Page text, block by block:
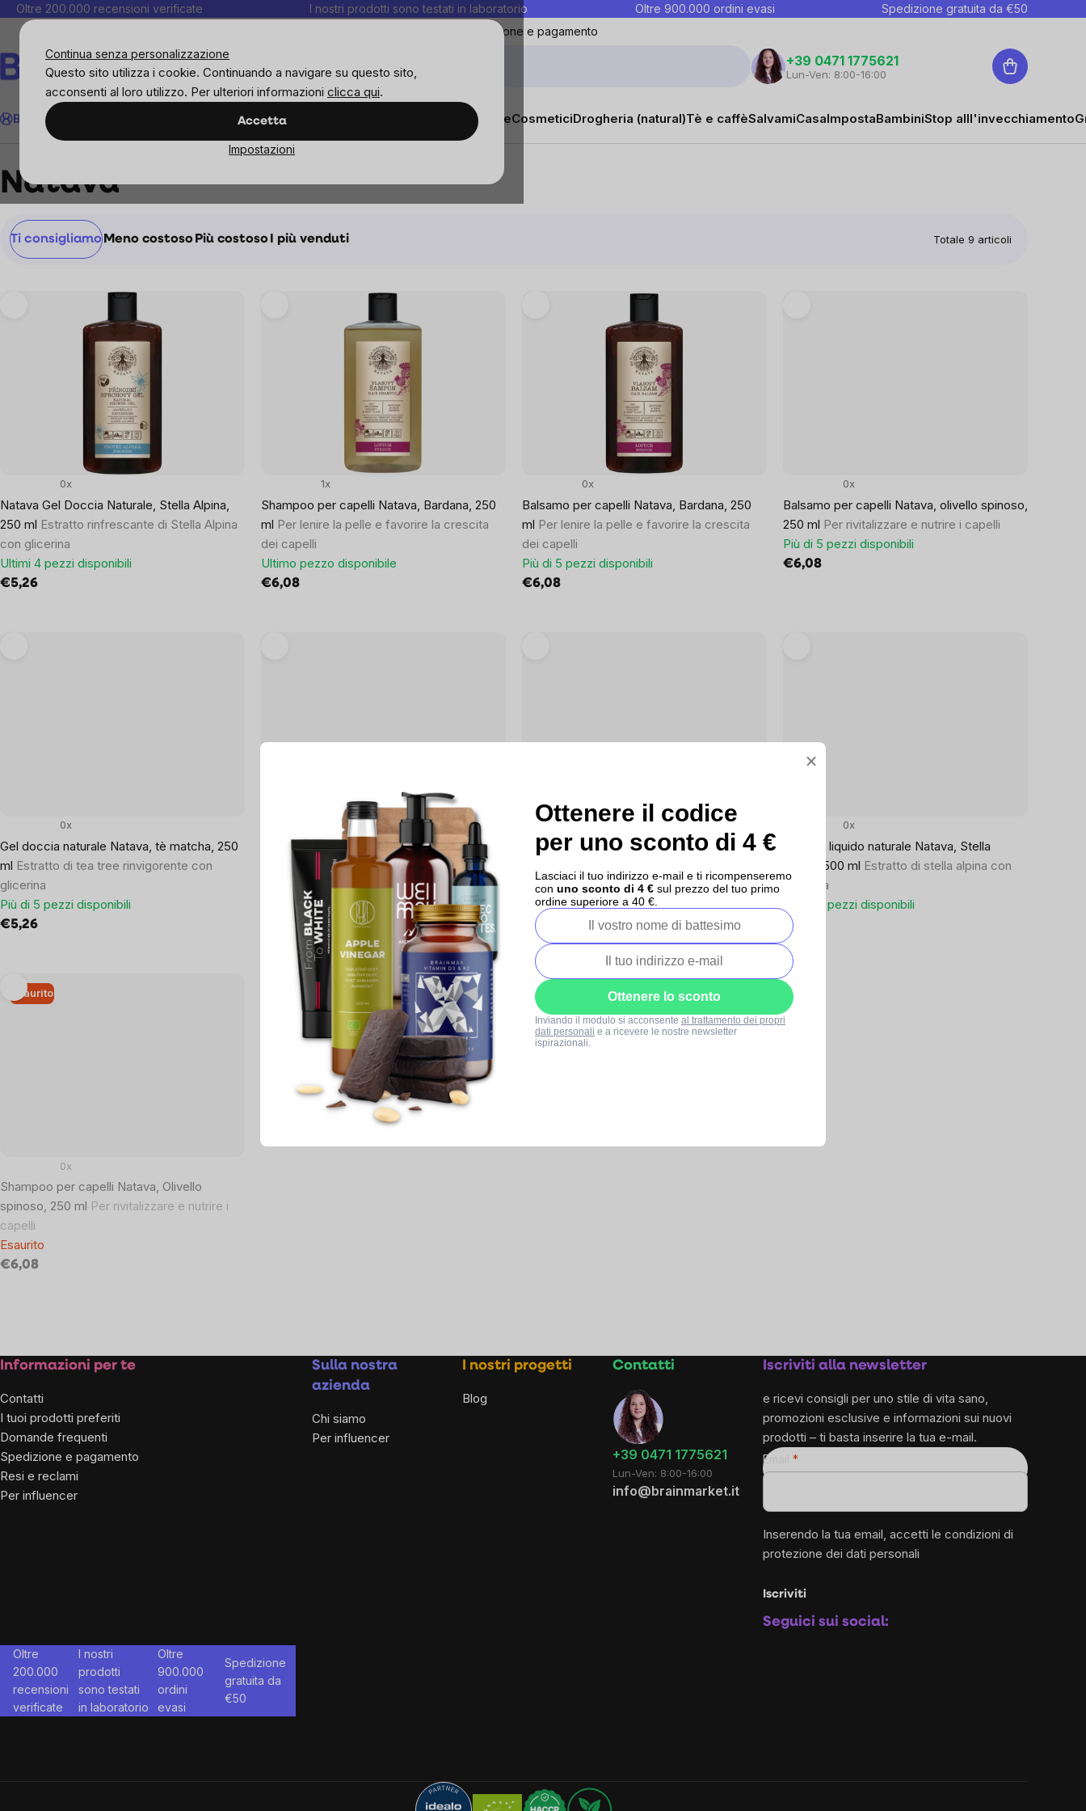
Continua senza personalizzazione
Questo sito utilizza i cookie. Continuando a navigare su questo sito,
acconsenti al loro utilizzo. Per ulteriori informazioni clicca qui.
Accetta
Impostazioni
Salta
contenuto
Oltre 200.000 recensioni verificate I nostri prodotti sono testati in laboratorio Oltre 900.000 ordini evasi Spedizione gratuita da €50
Spedizione e pagamento
Cerca
+39 0471 1775621
Lun-Ven: 8:00-16:00
Carrello
BrainMax AlimentiAlimentazione sana Integratori e vitamineCosmeticiDrogheria (natural)Tè e caffèSalvamiCasaImpostaBambiniStop alll'invecchiamento
Natava
Ordinamento
prodotti
Ti consigliamo Meno costoso Più costoso I più venduti Totale 9 articoli
Natava Gel Doccia Naturale, Stella Alpina,
250 ml Estratto rinfrescante di Stella Alpina
con glicerina
0x
Ultimi 4 pezzi disponibili
€5,26
Shampoo per capelli Natava, Bardana, 250
ml Per lenire la pelle e favorire la crescita
dei capelli
1x
Ultimo pezzo disponibile
€6,08
Balsamo per capelli Natava, Bardana, 250
ml Per lenire la pelle e favorire la crescita
dei capelli
0x
Più di 5 pezzi disponibili
€6,08
Balsamo per capelli Natava, olivello spinoso,
250 ml Per rivitalizzare e nutrire i capelli
0x
Più di 5 pezzi disponibili
€6,08
Gel doccia naturale Natava, tè matcha, 250
ml Estratto di tea tree rinvigorente con
glicerina
0x
Più di 5 pezzi disponibili
€5,26
NATAVA Palline di olio da bagno, confezione
regalo, 4 × 50 g
Più di 5 pezzi disponibili
€12,20
Natava Sapone Liquido Naturale, Tè
glicerina
0x
Più di 5 pezzi disponibili
€6,90
Sapone liquido naturale Natava, Stella
Alpina, 500 ml Estratto di stella alpina con
glicerina
0x
Ultimi 4 pezzi disponibili
€6,90
Esaurito
Shampoo per capelli Natava, Olivello
spinoso, 250 ml Per rivitalizzare e nutrire i
capelli
0x
Esaurito
€6,08
controls
Footer
Informazioni per te
Contatti
I tuoi prodotti preferiti
Domande frequenti
Spedizione e pagamento
Resi e reclami
Per influencer
Sulla nostra
azienda
Chi siamo
Per influencer
I nostri progetti
Blog
Contatti
+39 0471 1775621
Lun-Ven: 8:00-16:00
info@brainmarket.it
Iscriviti alla newsletter
e ricevi consigli per uno stile di vita sano,
promozioni esclusive e informazioni sui nuovi
prodotti – ti basta inserire la tua e-mail.
Email
Inserendo la tua email, accetti le condizioni di
protezione dei dati personali
Iscriviti
Seguici sui social:
Oltre
200.000
recensioni
verificate
I nostri
prodotti
sono testati
in laboratorio
Oltre
900.000
ordini
evasi
Spedizione
gratuita da
€50
×
Ottenere il codice
per uno sconto di 4 €
Lasciaci il tuo indirizzo e-mail e ti ricompenseremo
con uno sconto di 4 € sul prezzo del tuo primo
ordine superiore a 40 €.
Ottenere lo sconto
Inviando il modulo si acconsente al trattamento dei propri
dati personali e a ricevere le nostre newsletter
ispirazionali.